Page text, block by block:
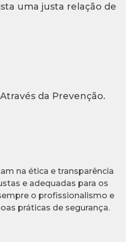
uma justa relação de
da Prevenção.
na ética e transparência
e adequadas para os
o profissionalismo e
práticas de segurança.